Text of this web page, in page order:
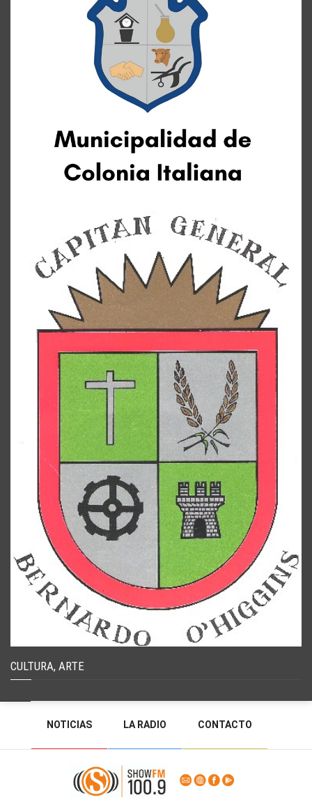
CULTURA, ARTE
NOTICIAS LA RADIO CONTACTO
PROGRAMACIÓN RADIO EN VIVO